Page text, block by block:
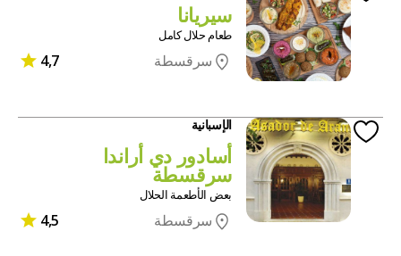
سيريانا
طعام حلال كامل
سرقسطة 4,7
الإسبانية
أسادور دي أراندا
سرقسطة
بعض الأطعمة الحلال
سرقسطة 4,5